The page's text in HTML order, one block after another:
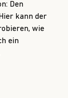
Den
kann der
wie
ein